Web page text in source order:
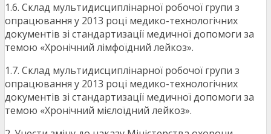
1.6. Склад мультидисциплінарної робочої групи з
опрацювання у 2013 році медико-технологічних
документів зі стандартизації медичної допомоги за
темою «Хронічний лімфоїдний лейкоз».
1.7. Склад мультидисциплінарної робочої групи з
опрацювання у 2013 році медико-технологічних
документів зі стандартизації медичної допомоги за
темою «Хронічний мієлоїдний лейкоз».